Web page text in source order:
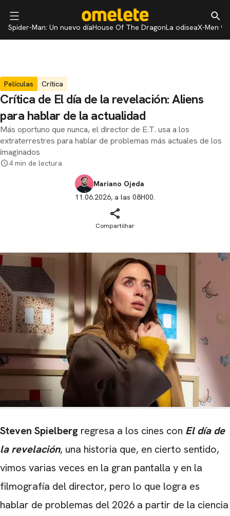
Spider-Man: Un nuevo díaHouse Of The DragonLa odiseaX-Men 97
Películas Crítica
Crítica de El día de la revelación: Aliens
para hablar de la actualidad
Más oportuno que nunca, el director de E.T. usa a los
extraterrestres para hablar de problemas más actuales de los
imaginados
4 min de lectura
Mariano Ojeda
11.06.2026, a las 08H00.
Compartilhar
Steven Spielberg regresa a los cines con El día de
la revelación, una historia que, en cierto sentido,
vimos varias veces en la gran pantalla y en la
filmografía del director, pero lo que logra es
hablar de problemas del 2026 a partir de la ciencia